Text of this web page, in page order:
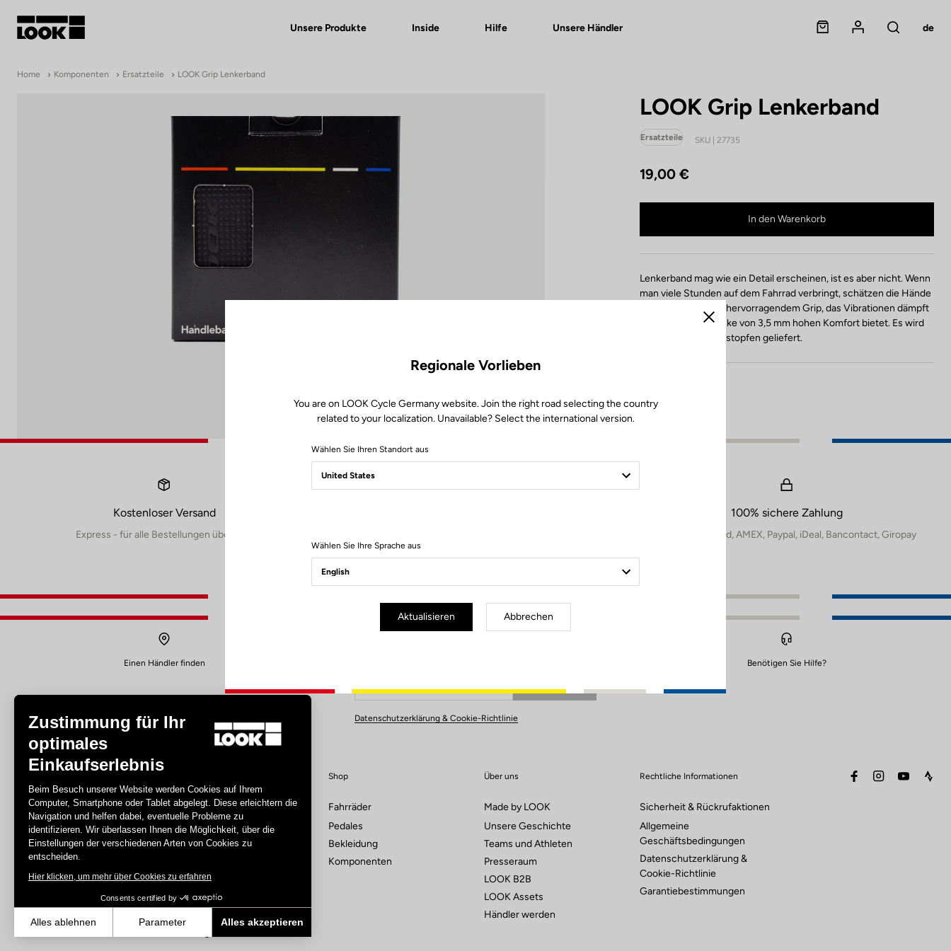
Unsere Produkte Inside Hilfe Unsere Händler Panier
Mon compte
Rechercher
de
Home Komponenten Ersatzteile LOOK Grip Lenkerband
LOOK Grip Lenkerband
Ersatzteile SKU | 27735
C
m
n
t
19,00 €
In den Warenkorb
Lenkerband mag wie ein Detail erscheinen, ist es aber nicht. Wenn
man viele Stunden auf dem Fahrrad verbringt, schätzen die Hände
ein Lenkerband mit hervorragendem Grip, das Vibrationen dämpft
und dank seiner Dicke von 3,5 mm hohen Komfort bietet. Es wird
mit zwei Lenkerendstopfen geliefert.
Kostenloser Versand
Express - für alle Bestellungen über 60€
100% sichere Zahlung
Visa, Mastercard, AMEX, Paypal, iDeal, Bancontact, Giropay
Einen Händler finden
Deine E-Mail wurde registriert.
Datenschutzerklärung & Cookie-Richtlinie
Benötigen Sie Hilfe?
Straße
Bahn
Triathlon
E-bike
MTB
Shop
Fahrräder
Pedales
Bekleidung
Komponenten
Über uns
Made by LOOK
Unsere Geschichte
Teams und Athleten
Presseraum
LOOK B2B
LOOK Assets
Händler werden
Rechtliche Informationen
Sicherheit & Rückrufaktionen
Allgemeine
Geschäftsbedingungen
Datenschutzerklärung &
Cookie-Richtlinie
Garantiebestimmungen
facebookinstagramyoutube
Schließen
Regionale Vorlieben
You are on LOOK Cycle Germany website. Join the right road selecting the country
related to your localization. Unavailable? Select the international version.
Wählen Sie Ihren Standort aus
Wählen Sie Ihre Sprache aus
Aktualisieren Abbrechen
Zustimmung für Ihr
optimales
Einkaufserlebnis
Beim Besuch unserer Website werden Cookies auf Ihrem
Computer, Smartphone oder Tablet abgelegt. Diese erleichtern die
Navigation und helfen dabei, eventuelle Probleme zu
identifizieren. Wir überlassen Ihnen die Möglichkeit, über die
Einstellungen der verschiedenen Arten von Cookies zu
entscheiden.
Hier klicken, um mehr über Cookies zu erfahren
Consents certified by
Alles ablehnen Parameter
Alles akzeptieren